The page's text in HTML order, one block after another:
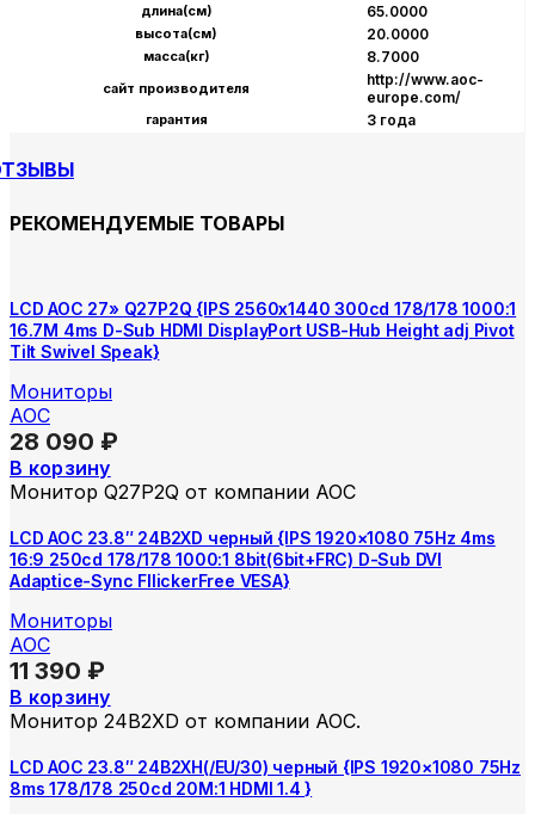
длина(см) 65.0000
высота(см) 20.0000
масса(кг) 8.7000
сайт производителя
http://www.aoc-
europe.com/
гарантия 3 года
РЕКОМЕНДУЕМЫЕ ТОВАРЫ
LCD AOC 27» Q27P2Q {IPS 2560х1440 300cd 178/178 1000:1
16.7M 4ms D-Sub HDMI DisplayPort USB-Hub Height adj Pivot
Tilt Swivel Speak}
Мониторы
AOC
28 090 ₽
В корзину
Монитор Q27P2Q от компании AOC
LCD AOC 23.8″ 24B2XD черный {IPS 1920×1080 75Hz 4ms
16:9 250cd 178/178 1000:1 8bit(6bit+FRC) D-Sub DVI
Adaptice-Sync FllickerFree VESA}
Мониторы
AOC
11 390 ₽
В корзину
Монитор 24B2XD от компании AOC.
LCD AOC 23.8″ 24B2XH(/EU/30) черный {IPS 1920×1080 75Hz
8ms 178/178 250cd 20M:1 HDMI 1.4 }